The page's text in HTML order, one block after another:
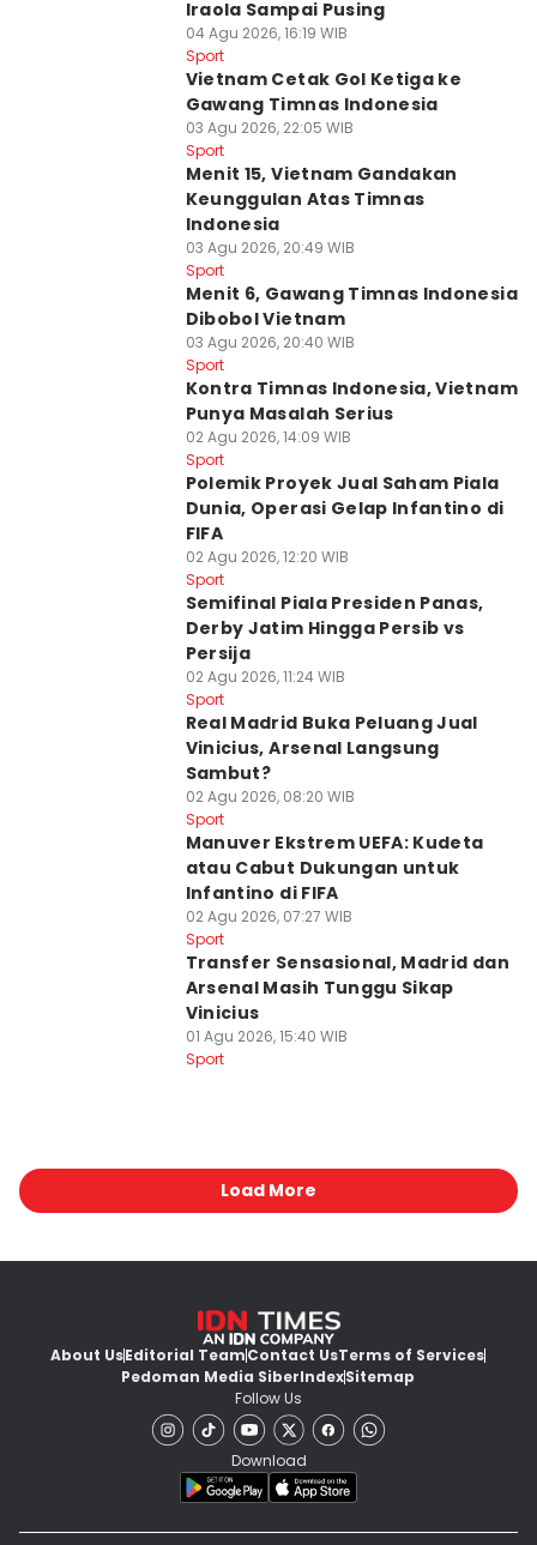
Iraola Sampai Pusing
04 Agu 2026, 16:19 WIB
Sport
Vietnam Cetak Gol Ketiga ke
Gawang Timnas Indonesia
03 Agu 2026, 22:05 WIB
Sport
Menit 15, Vietnam Gandakan
Keunggulan Atas Timnas
Indonesia
03 Agu 2026, 20:49 WIB
Sport
Menit 6, Gawang Timnas Indonesia
Dibobol Vietnam
03 Agu 2026, 20:40 WIB
Sport
Kontra Timnas Indonesia, Vietnam
Punya Masalah Serius
02 Agu 2026, 14:09 WIB
Sport
Polemik Proyek Jual Saham Piala
Dunia, Operasi Gelap Infantino di
FIFA
02 Agu 2026, 12:20 WIB
Sport
Semifinal Piala Presiden Panas,
Derby Jatim Hingga Persib vs
Persija
02 Agu 2026, 11:24 WIB
Sport
Real Madrid Buka Peluang Jual
Vinicius, Arsenal Langsung
Sambut?
02 Agu 2026, 08:20 WIB
Sport
Manuver Ekstrem UEFA: Kudeta
atau Cabut Dukungan untuk
Infantino di FIFA
02 Agu 2026, 07:27 WIB
Sport
Transfer Sensasional, Madrid dan
Arsenal Masih Tunggu Sikap
Vinicius
01 Agu 2026, 15:40 WIB
Sport
Load More
About UsEditorial TeamContact UsTerms of Services
Pedoman Media SiberIndexSitemap
Follow Us
Download